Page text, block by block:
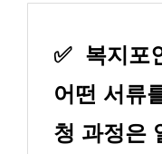
✅ 복지포
어떤 서류
청 과정은